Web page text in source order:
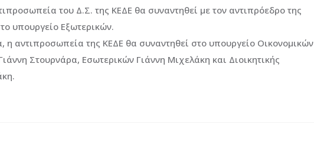
του Δ.Σ. της ΚΕΔΕ θα συναντηθεί με τον αντιπρόεδρο της
υπουργείο Εξωτερικών.
η αντιπροσωπεία της ΚΕΔΕ θα συναντηθεί στο υπουργείο Οικονομικών
Στουρνάρα, Εσωτερικών Γιάννη Μιχελάκη και Διοικητικής